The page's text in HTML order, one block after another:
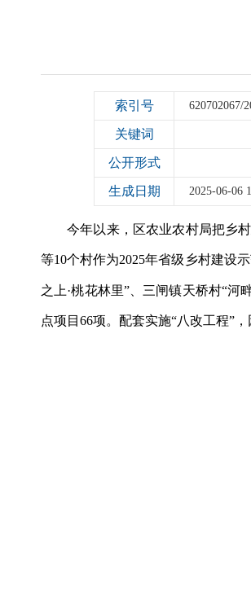
索引号 620702067/
关键词
公开形式
生成日期 2025-06-06
今年以来， 区农业农村局把乡
等10个村作为2025年省级乡村建设
之上·桃花林里”、三闸镇天桥村“河
点项目66项。配套实施“八改工程”